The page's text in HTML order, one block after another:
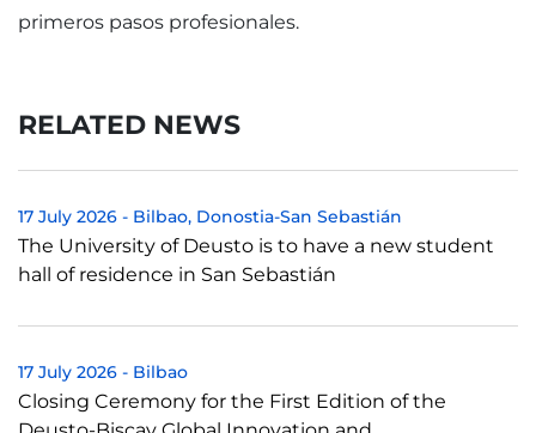
primeros pasos profesionales.
RELATED NEWS
17 July 2026 - Bilbao Donostia-San Sebastián
The University of Deusto is to have a new student
hall of residence in San Sebastián
17 July 2026 - Bilbao
Closing Ceremony for the First Edition of the